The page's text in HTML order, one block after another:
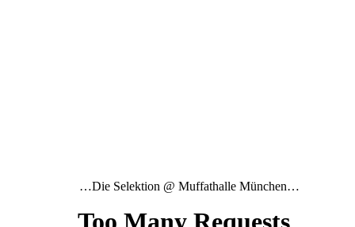
…Die Selektion @ Muffathalle München…